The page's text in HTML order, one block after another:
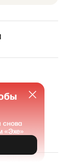
«Эхе»